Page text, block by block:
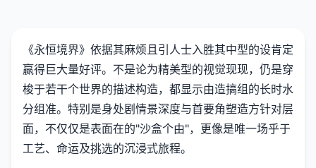
《永恒境界》依据其麻烦且引人士入胜其中型的设肯定
赢得巨大量好评。不是论为精美型的视觉现现，仍是穿
梭于若干个世界的描述构造，都显示由造搞组的长时水
分组准。特别是身处剧情景深度与首要角塑造方针对层
面，不仅仅是表面在的"沙盒个由"，更像是唯一场乎于
工艺、命运及挑选的沉浸式旅程。